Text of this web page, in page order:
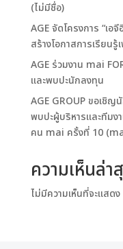
(ไม่มีชื่อ)
AGE จัดโครงการ “เ
สร้างโอกาสการเรียนรู้
AGE ร่วมงาน mai
และพบปะนักลงทุน
AGE GROUP ขอเชิ
พบปะผู้บริหารและทีม
คน mai ครั้งที่ 10
ความเห็นล่า
ไม่มีความเห็นที่จะแสดง